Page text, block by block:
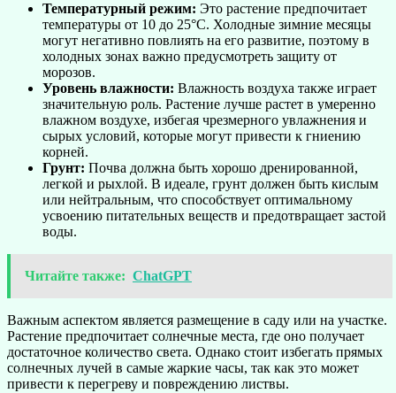
Температурный режим: Это растение предпочитает
температуры от 10 до 25°C. Холодные зимние месяцы
могут негативно повлиять на его развитие, поэтому в
холодных зонах важно предусмотреть защиту от
морозов.
Уровень влажности: Влажность воздуха также играет
значительную роль. Растение лучше растет в умеренно
влажном воздухе, избегая чрезмерного увлажнения и
сырых условий, которые могут привести к гниению
корней.
Грунт: Почва должна быть хорошо дренированной,
легкой и рыхлой. В идеале, грунт должен быть кислым
или нейтральным, что способствует оптимальному
усвоению питательных веществ и предотвращает застой
воды.
Читайте также: ChatGPT
Важным аспектом является размещение в саду или на участке.
Растение предпочитает солнечные места, где оно получает
достаточное количество света. Однако стоит избегать прямых
солнечных лучей в самые жаркие часы, так как это может
привести к перегреву и повреждению листвы.